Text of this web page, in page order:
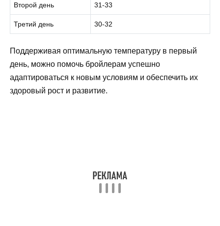
Второй день 31-33
Третий день 30-32
Поддерживая оптимальную температуру в первый
день, можно помочь бройлерам успешно
адаптироваться к новым условиям и обеспечить их
здоровый рост и развитие.